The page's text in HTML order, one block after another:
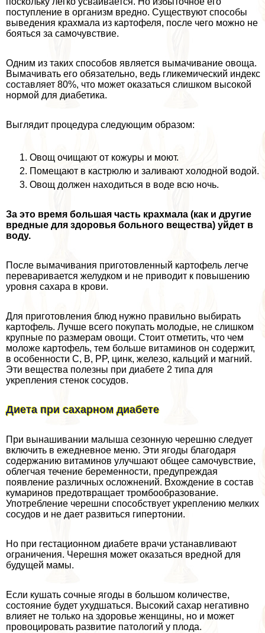
поступление в организм вредно. Существуют способы
выведения крахмала из картофеля, после чего можно не
бояться за самочувствие.
Одним из таких способов является вымачивание овоща.
Вымачивать его обязательно, ведь гликемический индекс
составляет 80%, что может оказаться слишком высокой
нормой для диабетика.
Выглядит процедypa следующим образом:
Овощ очищают от кожуры и моют.
Помещают в кастрюлю и заливают холодной водой.
Овощ должен находиться в воде всю ночь.
За это время большая часть крахмала (как и другие
вредные для здоровья больного вещества) уйдет в
воду.
После вымачивания приготовленный картофель легче
переваривается желудком и не приводит к повышению
уровня сахара в крови.
Для приготовления блюд нужно правильно выбирать
картофель. Лучше всего покупать молодые, не слишком
крупные по размерам овощи. Стоит отметить, что чем
моложе картофель, тем больше витаминов он содержит,
в особенности C, B, PP, цинк, железо, кальций и магний.
Эти вещества полезны при диабете 2 типа для
укрепления стенок сосудов.
Диета при сахарном диабете
При вынашивании малыша сезонную черешню следует
включить в ежедневное меню. Эти ягоды благодаря
содержанию витаминов улучшают общее самочувствие,
облегчая течение беременности, предупреждая
появление различных осложнений. Вхождение в состав
кумаринов предотвращает тромбообразование.
Употрeбление черешни способствует укреплению мелких
сосудов и не дает развиться гипертонии.
Но при гестационном диабете врачи устанавливают
ограничения. Черешня может оказаться вредной для
будущей мамы.
Если кушать сочные ягоды в большом количестве,
состояние будет ухудшаться. Высокий сахар негативно
влияет не только на здоровье женщины, но и может
провоцировать развитие патологий у плода.